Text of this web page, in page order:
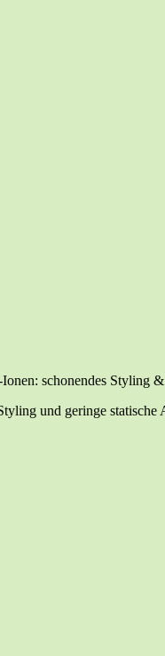
scho­nen­des Sty­ling
und gerin­ge sta­ti­sche